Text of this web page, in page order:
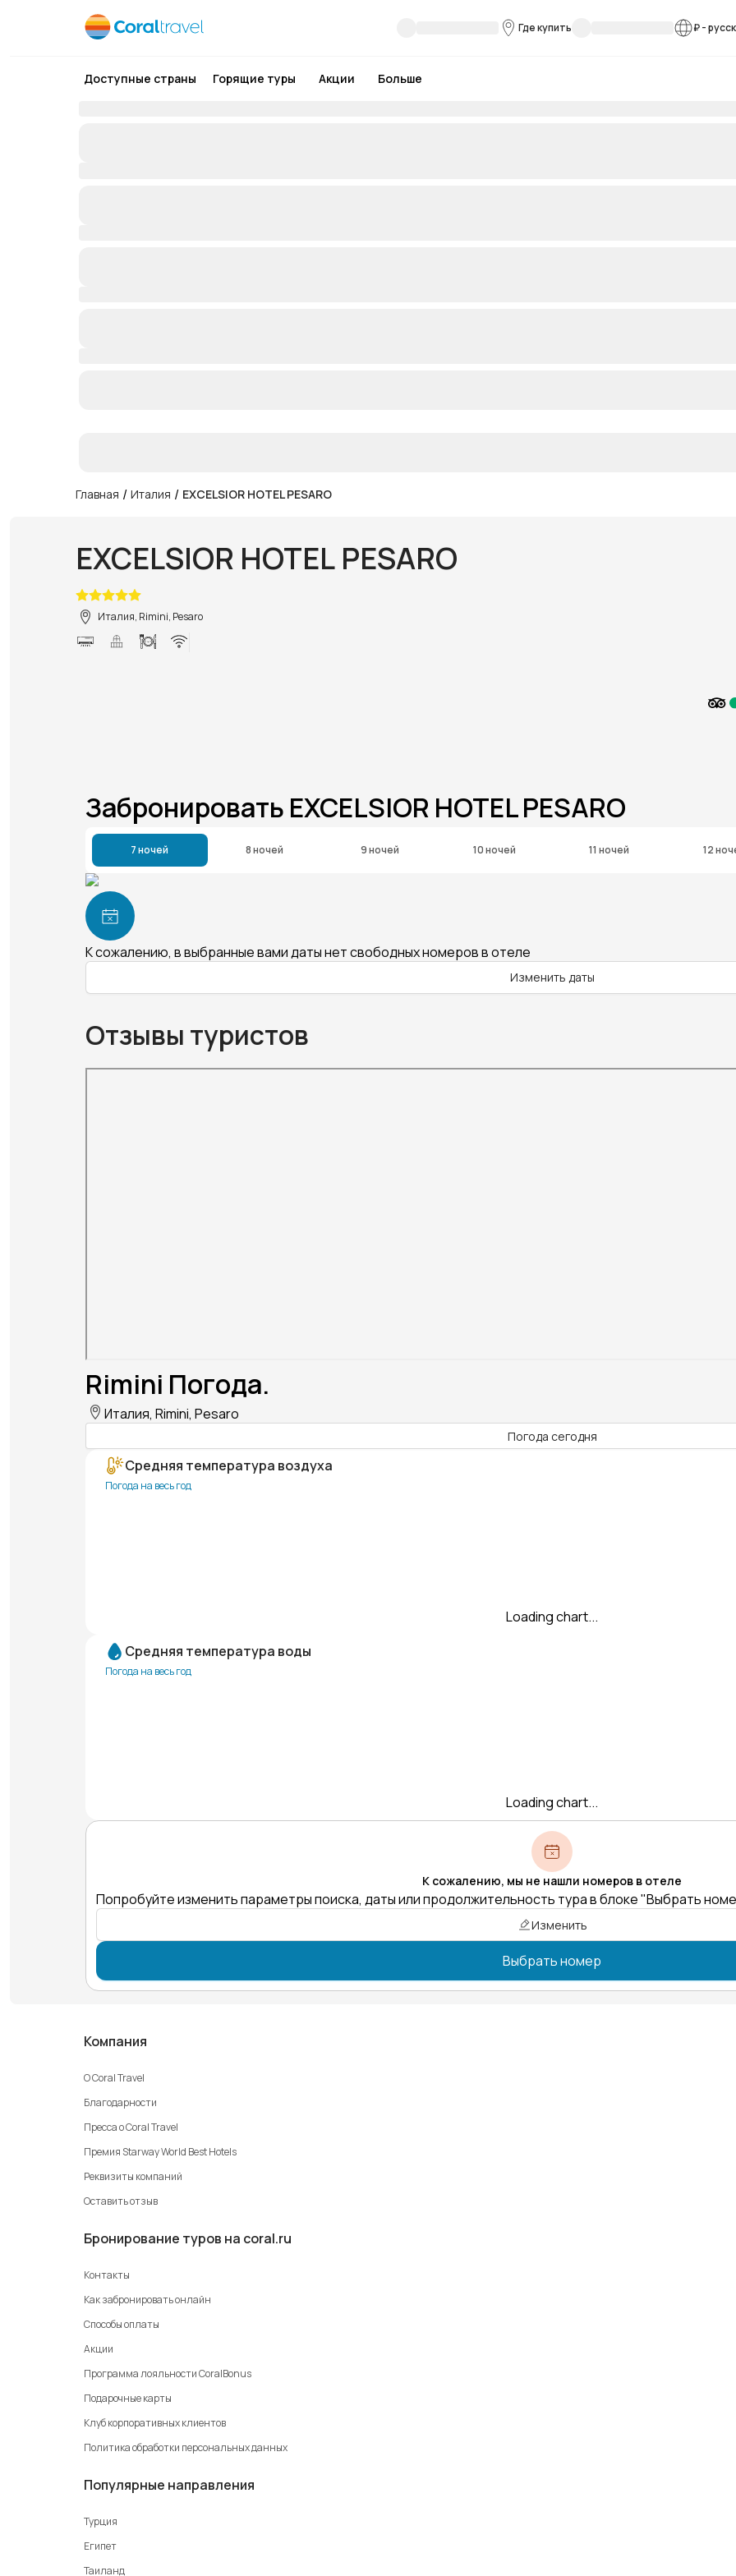
Где купить ₽-
Доступные страны Горящие туры Акции Больше
Главная / Италия / EXCELSIOR HOTEL PESARO
EXCELSIOR HOTEL PESARO
Италия, Rimini, Pesaro
Забронировать EXCELSIOR HOTEL PESARO
7 ночей 8 ночей 9 ночей 10 ночей 11 ночей 12
К сожалению, в выбранные вами даты нет свободных номеров в отеле
Изменить даты
Отзывы туристов
Rimini Погода.
Италия, Rimini, Pesaro
Погода сегодня
Средняя температура воздуха
Погода на весь год
Loading chart...
Средняя температура воды
Погода на весь год
Loading chart...
К сожалению, мы не нашли номеров в отеле
Попробуйте изменить параметры поиска, даты или продолжительность тура в блоке "Выбрать
Изменить
Выбрать номер
Компания
О Coral Travel
Благодарности
Пресса о Coral Travel
Премия Starway World Best Hotels
Реквизиты компаний
Оставить отзыв
Бронирование туров на coral.ru
Контакты
Как забронировать онлайн
Способы оплаты
Акции
Программа лояльности CoralBonus
Подарочные карты
Клуб корпоративных клиентов
Политика обработки персональных данных
Популярные направления
Турция
Египет
Таиланд